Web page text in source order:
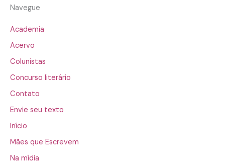
Navegue
Academia
Acervo
Colunistas
Concurso literário
Contato
Envie seu texto
Início
Mães que Escrevem
Na mídia